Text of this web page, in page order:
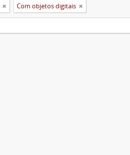
Com objetos digitais